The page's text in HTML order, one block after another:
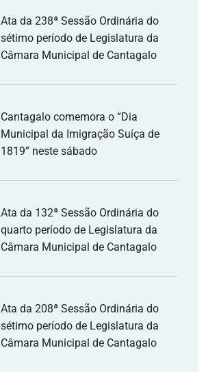
Ata da 238ª Sessão Ordinária do
sétimo período de Legislatura da
Câmara Municipal de Cantagalo
Cantagalo comemora o “Dia
Municipal da Imigração Suíça de
1819” neste sábado
Ata da 132ª Sessão Ordinária do
quarto período de Legislatura da
Câmara Municipal de Cantagalo
Ata da 208ª Sessão Ordinária do
sétimo período de Legislatura da
Câmara Municipal de Cantagalo